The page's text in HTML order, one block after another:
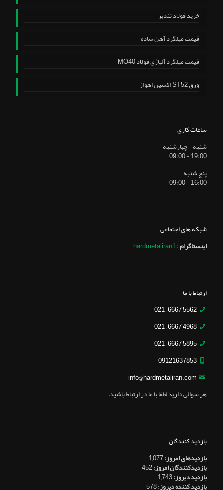
خرید فولاد تندبر
قیمت میلگرد آهن ساده
قیمت میلگرد آلیاژی فولاد MO40
ورق ST52 اکسین اهواز
ساعات کاری
شنبه - چهارشنبه
19:00 - 09:00
پنج شنبه
16:00 - 09:00
شبکه های اجتماعی
اینستاگرام:
hardmetaliran1
ارتباط با ما
5562 6667 – 021
4968 6667 – 021
5895 6667 – 021
09121637853
info@hardmetaliran.com
هر سوالی دارید لطفا با ما در ارتباط باشید.
بازدید کنندگان
بازدیدهای امروز:1,077
بازدیدکنندگان امروز:452
بازدید دیروز:1,743
بازدید کننده دیروز:578